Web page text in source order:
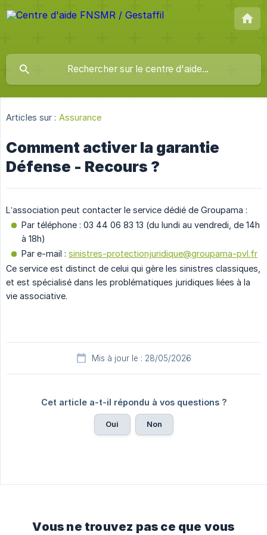
Articles sur : Assurance
Comment activer la garantie
Défense - Recours ?
L’association peut contacter le service dédié de Groupama :
Par téléphone : 03 44 06 83 13 (du lundi au vendredi, de 14h
à 18h)
Par e-mail : sinistres-protectionjuridique@groupama-pvl.fr
Ce service est distinct de celui qui gère les sinistres classiques,
et est spécialisé dans les problématiques juridiques liées à la
vie associative.
Mis à jour le : 28/05/2026
Cet article a-t-il répondu à vos questions ?
Oui Non
Vous ne trouvez pas ce que vous